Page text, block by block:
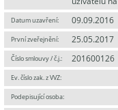
Datum uzavření: 09.09.2016
První zveřejnění: 25.05.2017
Číslo smlouvy / č.j.: 201600126
Ev. číslo zak. z VVZ:
Podepisující osoba: